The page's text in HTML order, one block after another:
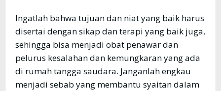
Ingatlah bahwa tujuan dan niat yang baik harus
disertai dengan sikap dan terapi yang baik juga,
sehingga bisa menjadi obat penawar dan
pelurus kesalahan dan kemungkaran yang ada
di rumah tangga saudara. Janganlah engkau
menjadi sebab yang membantu syaitan dalam